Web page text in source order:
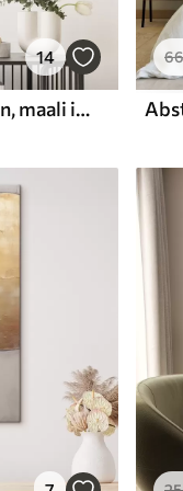
14
Abstraktne kompositsioon, maali imitatsioon
66